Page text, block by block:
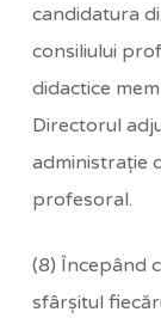
candidatura
consiliului
didactice
Directorul
administraţie
profesoral.
(8) Începând
sfârşitul